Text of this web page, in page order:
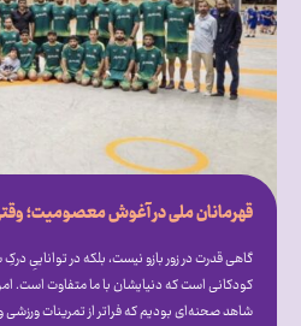
گاهی قدرت در زور بازو نیست، بلکه در
کودکانی است که دنیایشان با ما متفاوت است.
شاهد صحنه‌ای بودیم که فراتر از تمرینات